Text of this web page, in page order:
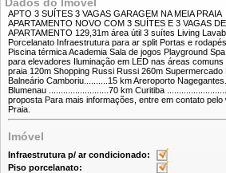
APTO 3 SUÍTES 3 VAGAS GARAGEM NA MEIA PRAIA
APARTAMENTO NOVO COM 3 SUÍTES E 3 VAGAS
APARTAMENTO 129,31m área útil 3 suítes Living
Porcelanato Infraestrutura para ar split Portas e
Piscina térmica Academia Sala de jogos Playground
para elevadores Iluminação em LED nas áreas
praia 120m Shopping Russi Russi 260m
Balneário Camboriu..........15 km Areroporto
Blumenau .........................70 km Curitiba
proposta Para mais informações, entre em contato
Praia.
Imóvel
Infraestrutura p/ ar condicionado:
Piso porcelanato: